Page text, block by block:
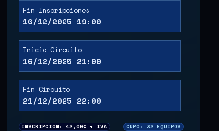
Fin Inscripciones
16/12/2025 19:00
Inicio Circuito
16/12/2025 21:00
Fin Circuito
21/12/2025 22:00
INSCRIPCION: 42,00€ + IVA CUPO: 32 EQUIPOS